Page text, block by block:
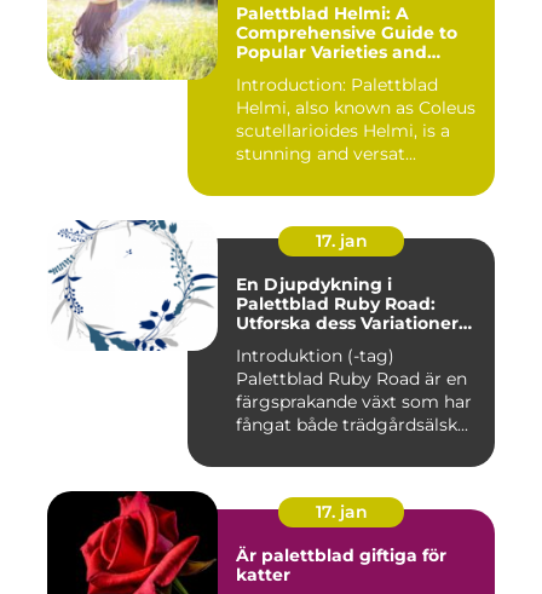
Palettblad Helmi: A
Comprehensive Guide to
Popular Varieties and
Measurements
Introduction: Palettblad
Helmi, also known as Coleus
scutellarioides Helmi, is a
stunning and versat...
17. jan
En Djupdykning i
Palettblad Ruby Road:
Utforska dess Variationer
Introduktion (-tag)
Palettblad Ruby Road är en
färgsprakande växt som har
fångat både trädgårdsälsk...
17. jan
Är palettblad giftiga för
katter